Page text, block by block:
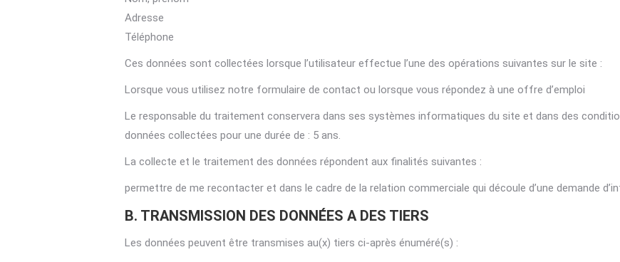
Adresse
Téléphone
Ces données sont collectées lorsque l’utilisateur effectue l’une des opérations suivantes sur le site :
Lorsque vous utilisez notre formulaire de contact ou lorsque vous répondez à une offre d’emploi
Le responsable du traitement conservera dans ses systèmes informatiques du site et dans des
données collectées pour une durée de : 5 ans.
La collecte et le traitement des données répondent aux finalités suivantes :
permettre de me recontacter et dans le cadre de la relation commerciale qui découle d’une demande
B. TRANSMISSION DES DONNÉES A DES TIERS
Les données peuvent être transmises au(x) tiers ci-après énuméré(s) :